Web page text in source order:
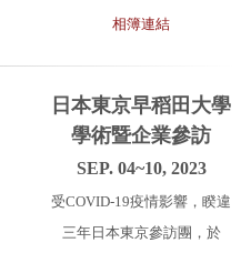
相簿連結
日本東京早稻田大學
學術暨企業參訪
SEP. 04~10, 2023
受COVID-19疫情影響，睽違
三年日本東京參訪團，於